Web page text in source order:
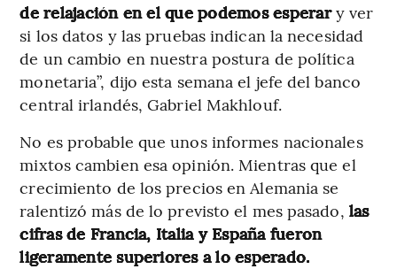
de relajación en el que podemos esperary ver
si los datos y las pruebas indican la necesidad
de un cambio en nuestra postura de política
monetaria”, dijo esta semana el jefe del banco
central irlandés, Gabriel Makhlouf.
No es probable que unos informes nacionales
mixtos cambien esa opinión. Mientras que el
crecimiento de los precios en Alemania se
ralentizó más de lo previsto el mes pasado, las
cifras de Francia, Italia y España fueron
ligeramente superiores a lo esperado.